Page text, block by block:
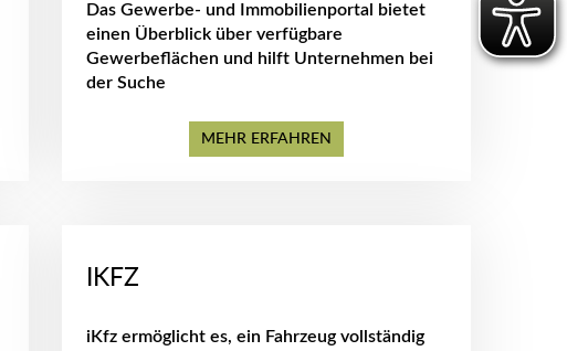
Das Gewerbe- und Immobilienportal bietet
einen Überblick über verfügbare
Gewerbeflächen und hilft Unternehmen bei
der Suche
MEHR ERFAHREN
IKFZ
iKfz ermöglicht es, ein Fahrzeug vollständig